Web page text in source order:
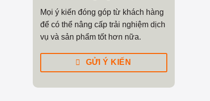
Mọi ý kiến đóng góp từ khách hàng
để có thể nâng cấp trải nghiệm dịch
vụ và sản phẩm tốt hơn nữa.
GỬI Ý KIẾN